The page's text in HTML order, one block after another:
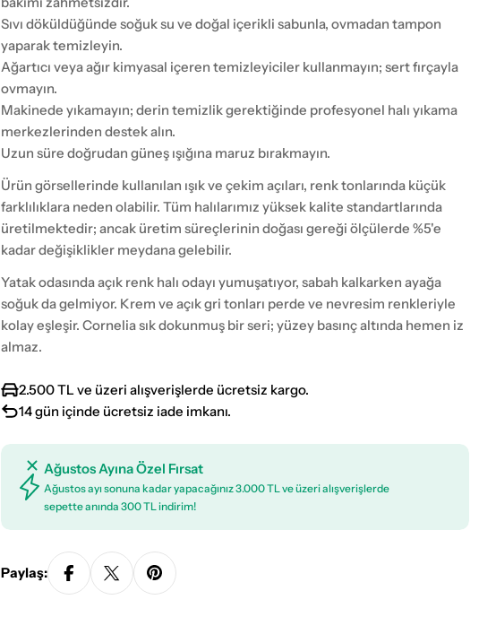
Sıvı döküldüğünde soğuk su ve doğal içerikli sabunla, ovmadan tampon
yaparak temizleyin.
Ağartıcı veya ağır kimyasal içeren temizleyiciler kullanmayın; sert fırçayla
ovmayın.
Makinede yıkamayın; derin temizlik gerektiğinde profesyonel halı yıkama
merkezlerinden destek alın.
Uzun süre doğrudan güneş ışığına maruz bırakmayın.
Ürün görsellerinde kullanılan ışık ve çekim açıları, renk tonlarında küçük
farklılıklara neden olabilir. Tüm halılarımız yüksek kalite standartlarında
üretilmektedir; ancak üretim süreçlerinin doğası gereği ölçülerde %5'e
kadar değişiklikler meydana gelebilir.
Yatak odasında açık renk halı odayı yumuşatıyor, sabah kalkarken ayağa
soğuk da gelmiyor. Krem ve açık gri tonları perde ve nevresim renkleriyle
kolay eşleşir. Cornelia sık dokunmuş bir seri; yüzey basınç altında hemen iz
almaz.
2.500 TL ve üzeri alışverişlerde ücretsiz kargo.
14 gün içinde ücretsiz iade imkanı.
Ağustos Ayına Özel Fırsat
Ağustos ayı sonuna kadar yapacağınız 3.000 TL ve üzeri alışverişlerde
sepette anında 300 TL indirim!
Paylaş: